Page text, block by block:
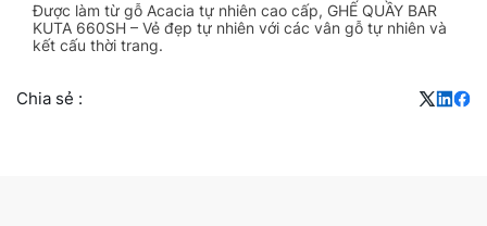
Được làm từ gỗ Acacia tự nhiên cao cấp, GHẾ QUẦY BAR
KUTA 660SH – Vẻ đẹp tự nhiên với các vân gỗ tự nhiên và
kết cấu thời trang.
Chia sẻ :